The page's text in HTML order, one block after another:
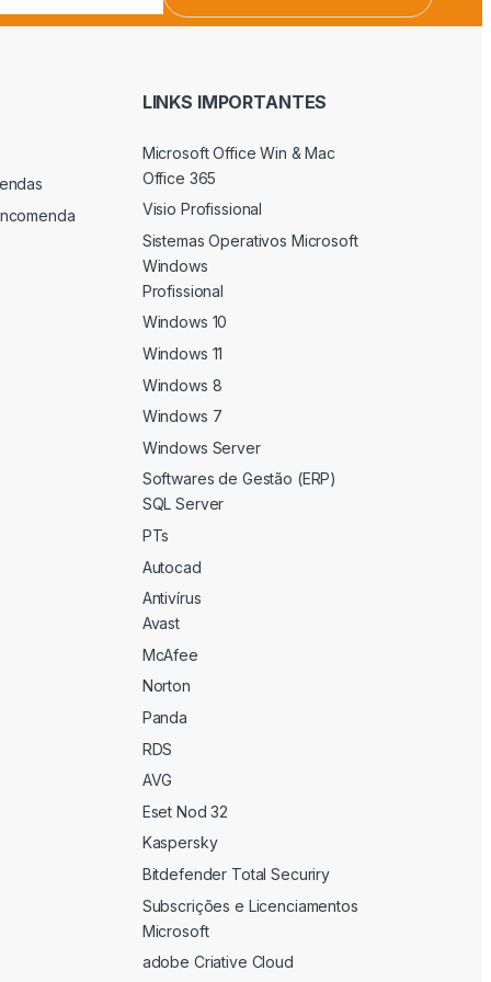
LINKS IMPORTANTES
Microsoft Office Win & Mac
Office 365
Visio Profissional
Sistemas Operativos Microsoft
Windows
Profissional
Windows 10
Windows 11
Windows 8
Windows 7
Windows Server
Softwares de Gestão (ERP)
SQL Server
PTs
Autocad
Antivírus
Avast
McAfee
Norton
Panda
RDS
AVG
Eset Nod 32
Kaspersky
Bitdefender Total Securiry
Subscrições e Licenciamentos
Microsoft
adobe Criative Cloud